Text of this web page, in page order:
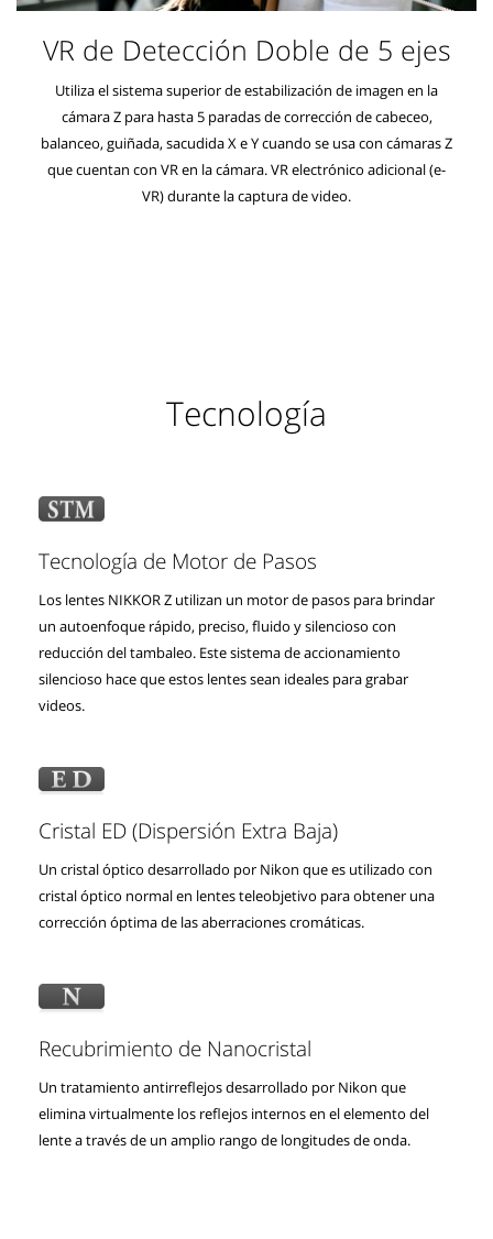
VR de Detección Doble de 5 ejes
Utiliza el sistema superior de estabilización de imagen en la
cámara Z para hasta 5 paradas de corrección de cabeceo,
balanceo, guiñada, sacudida X e Y cuando se usa con cámaras Z
que cuentan con VR en la cámara. VR electrónico adicional (e-
VR) durante la captura de video.
Tecnología
Tecnología de Motor de Pasos
Los lentes NIKKOR Z utilizan un motor de pasos para brindar
un autoenfoque rápido, preciso, fluido y silencioso con
reducción del tambaleo. Este sistema de accionamiento
silencioso hace que estos lentes sean ideales para grabar
videos.
Cristal ED (Dispersión Extra Baja)
Un cristal óptico desarrollado por Nikon que es utilizado con
cristal óptico normal en lentes teleobjetivo para obtener una
corrección óptima de las aberraciones cromáticas.
Recubrimiento de Nanocristal
Un tratamiento antirreflejos desarrollado por Nikon que
elimina virtualmente los reflejos internos en el elemento del
lente a través de un amplio rango de longitudes de onda.